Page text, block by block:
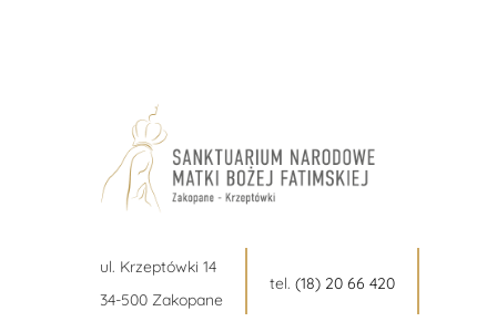
ul. Krzeptówki 14
34-500 Zakopane
tel. (18) 20 66 420